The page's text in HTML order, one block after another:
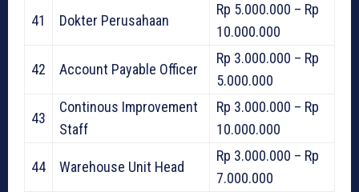
41 Dokter Perusahaan
Rp 5.000.000 – Rp
10.000.000
42 Account Payable Officer
Rp 3.000.000 – Rp
5.000.000
43
Continous Improvement
Staff
Rp 3.000.000 – Rp
10.000.000
44 Warehouse Unit Head
Rp 3.000.000 – Rp
7.000.000